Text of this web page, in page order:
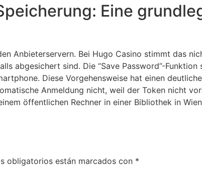
Eine
Anbieterservern. Bei Hugo Casino stimmt das
abgesichert sind. Die “Save Password”-
Diese Vorgehensweise hat einen
Anmeldung nicht, weil der Token nicht
öffentlichen Rechner in einer Bibliothek in
obligatorios están marcados con *